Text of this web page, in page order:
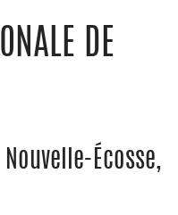
DE
Écosse,